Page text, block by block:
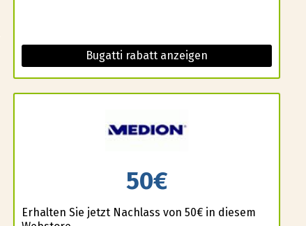
Bugatti rabatt anzeigen
50€
Erhalten Sie jetzt Nachlass von 50€ in diesem